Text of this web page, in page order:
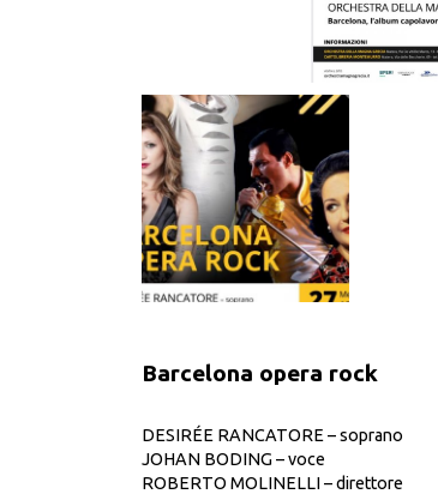
Barcelona opera rock
DESIRÉE RANCATORE – soprano
JOHAN BODING – voce
ROBERTO MOLINELLI – direttore